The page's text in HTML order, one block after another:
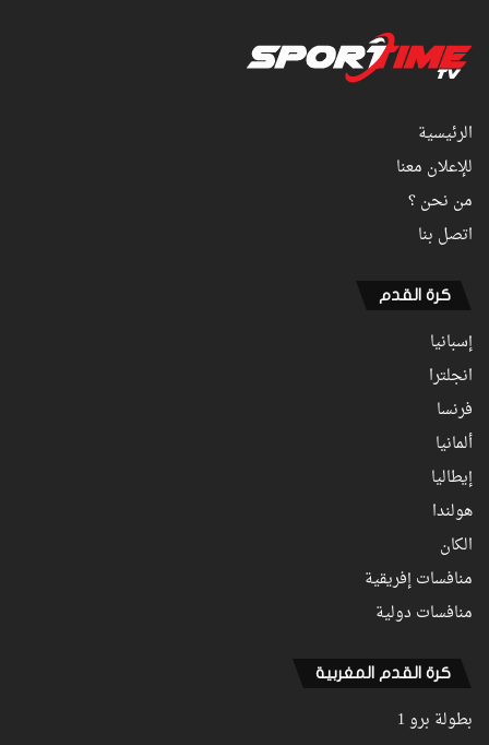
الرئيسية
للإعلان معنا
من نحن ؟
اتصل بنا
كرة القدم
إسبانيا
انجلترا
فرنسا
ألمانيا
إيطاليا
هولندا
الكان
منافسات إفريقية
منافسات دولية
كرة القدم المغربية
بطولة برو 1